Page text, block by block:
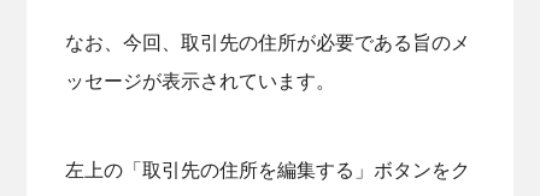
なお、今回、取引先の住所が必要である旨のメ
ッセージが表示されています。
左上の「取引先の住所を編集する」ボタンをク